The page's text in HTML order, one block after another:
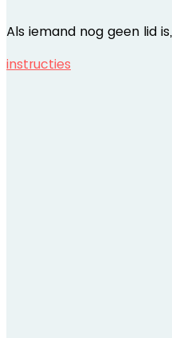
Als iemand nog geen lid
instructies